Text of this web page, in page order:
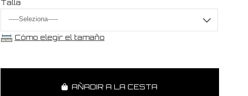
Talla
Cómo elegir el tamaño
AÑADIR A LA CESTA